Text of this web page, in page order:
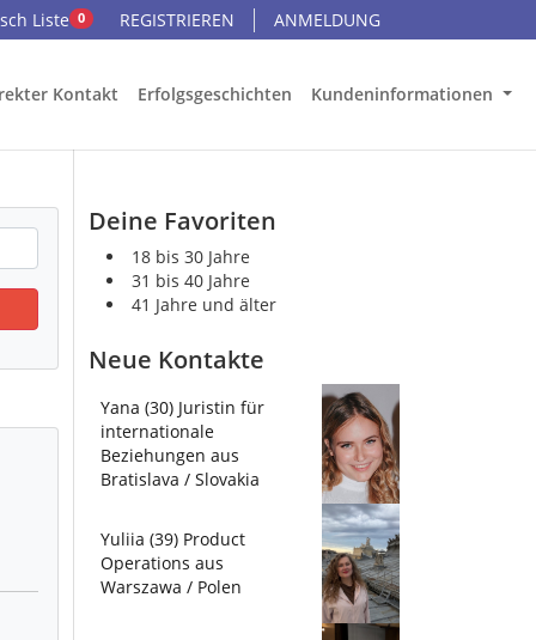
Liste 0 REGISTRIEREN ANMELDUNG
Kontakt Erfolgsgeschichten Kundeninformationen
Deine Favoriten
18 bis 30 Jahre
31 bis 40 Jahre
41 Jahre und älter
Neue Kontakte
Yana (30) Juristin für
internationale
Beziehungen aus
Bratislava / Slovakia
Yuliia (39) Product
Operations aus
Warszawa / Polen